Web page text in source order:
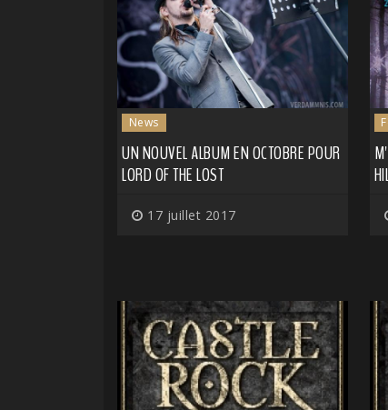
News
UN NOUVEL ALBUM EN OCTOBRE POUR
LORD OF THE LOST
17 juillet 2017